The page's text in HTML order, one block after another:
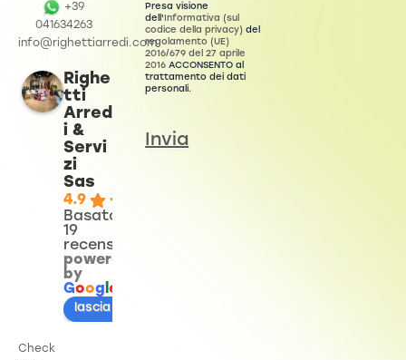
+39
041634263
info@righettiarredi.com
Righe
tti
Arred
i &
Servi
zi
Sas
4.9
Basato su
19
recensioni
powered
by
Goog e
lascia una recensione su
Check
Presa visione
dell' Informativa (sul
codice della privacy) del
regolamento (UE)
2016/679 del 27 aprile
2016 ACCONSENTO al
trattamento dei dati
personali.
Invia